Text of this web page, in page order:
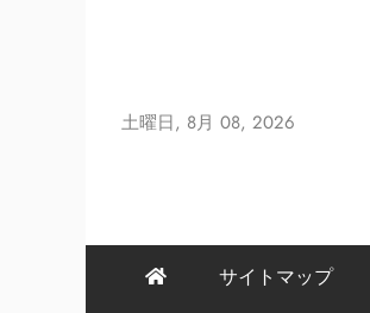
土曜日, 8月 08, 2026
サイトマップ